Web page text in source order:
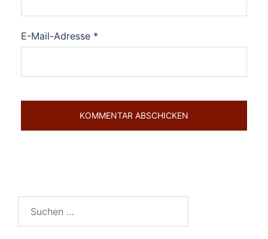
E-Mail-Adresse *
nach: